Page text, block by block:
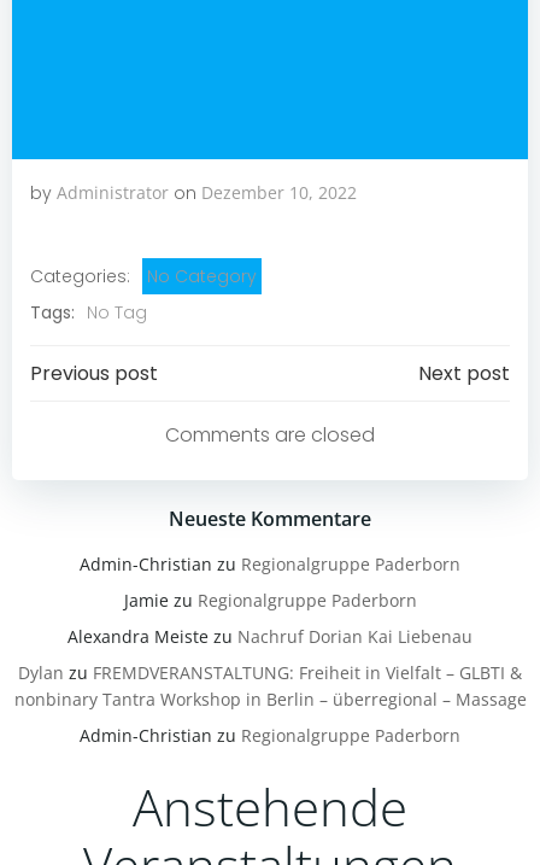
by Administrator on Dezember 10, 2022
Categories:
No Category
Tags: No Tag
Post
navigation
Previous post
navigation
Next post
Comments are closed
Neueste Kommentare
Admin-Christian zu Regionalgruppe Paderborn
Jamiezu Regionalgruppe Paderborn
Alexandra Meiste zu Nachruf Dorian Kai Liebenau
Dylan zu FREMDVERANSTALTUNG: Freiheit in Vielfalt – GLBTI &
nonbinary Tantra Workshop in Berlin – überregional – Massage
Admin-Christian zu Regionalgruppe Paderborn
Anstehende